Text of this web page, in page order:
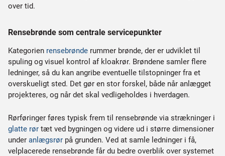
over tid.
Rensebrønde som centrale servicepunkter
Kategorien rensebrønde rummer brønde, der er udviklet til
spuling og visuel kontrol af kloakrør. Brøndene samler flere
ledninger, så du kan angribe eventuelle tilstopninger fra et
overskueligt sted. Det gør en stor forskel, både når anlægget
projekteres, og når det skal vedligeholdes i hverdagen.
Rørføringer føres typisk frem til rensebrønde via strækninger i
glatte rør tæt ved bygningen og videre ud i større dimensioner
under anlægsrør på grunden. Ved at samle ledninger i få,
velplacerede rensebrønde får du bedre overblik over systemet